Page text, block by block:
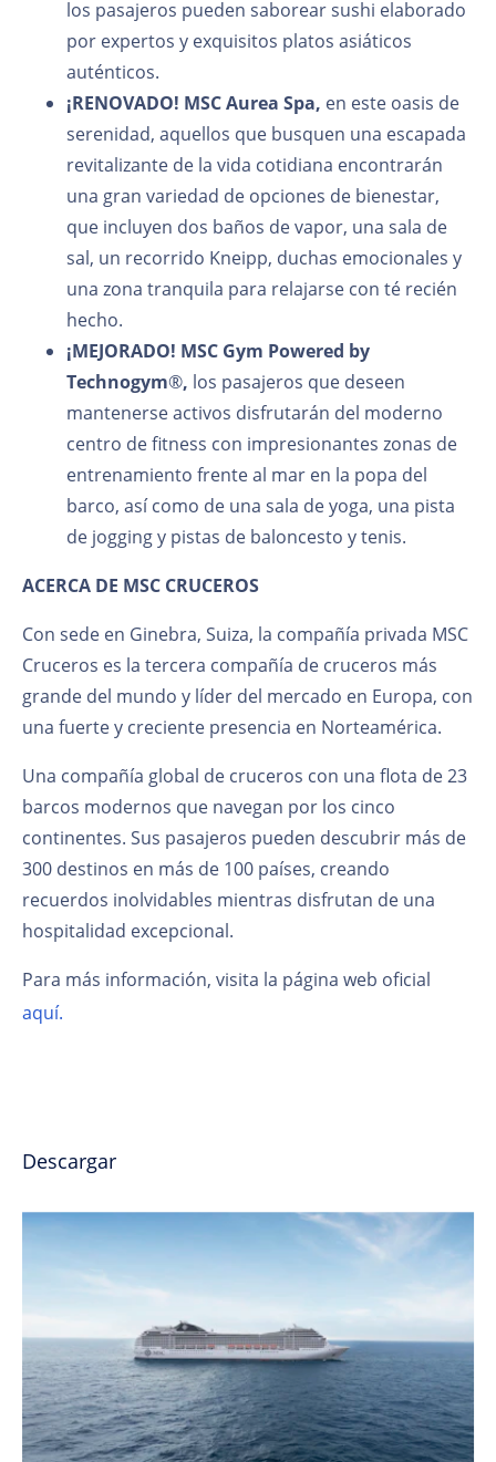
los pasajeros pueden saborear sushi elaborado
por expertos y exquisitos platos asiáticos
auténticos.
¡RENOVADO! MSC Aurea Spa, en este oasis de
serenidad, aquellos que busquen una escapada
revitalizante de la vida cotidiana encontrarán
una gran variedad de opciones de bienestar,
que incluyen dos baños de vapor, una sala de
sal, un recorrido Kneipp, duchas emocionales y
una zona tranquila para relajarse con té recién
hecho.
¡MEJORADO! MSC Gym Powered by
Technogym®, los pasajeros que deseen
mantenerse activos disfrutarán del moderno
centro de fitness con impresionantes zonas de
entrenamiento frente al mar en la popa del
barco, así como de una sala de yoga, una pista
de jogging y pistas de baloncesto y tenis.
ACERCA DE MSC CRUCEROS
Con sede en Ginebra, Suiza, la compañía privada MSC
Cruceros es la tercera compañía de cruceros más
grande del mundo y líder del mercado en Europa, con
una fuerte y creciente presencia en Norteamérica.
Una compañía global de cruceros con una flota de 23
barcos modernos que navegan por los cinco
continentes. Sus pasajeros pueden descubrir más de
300 destinos en más de 100 países, creando
recuerdos inolvidables mientras disfrutan de una
hospitalidad excepcional.
Para más información, visita la página web oficial
aquí.
Descargar